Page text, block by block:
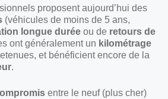
proposent aujourd’hui des
(véhicules de moins de 5 ans,
longue durée ou de retours de
ont généralement un kilométrage
et bénéficient encore de la
.
entre le neuf (plus cher)